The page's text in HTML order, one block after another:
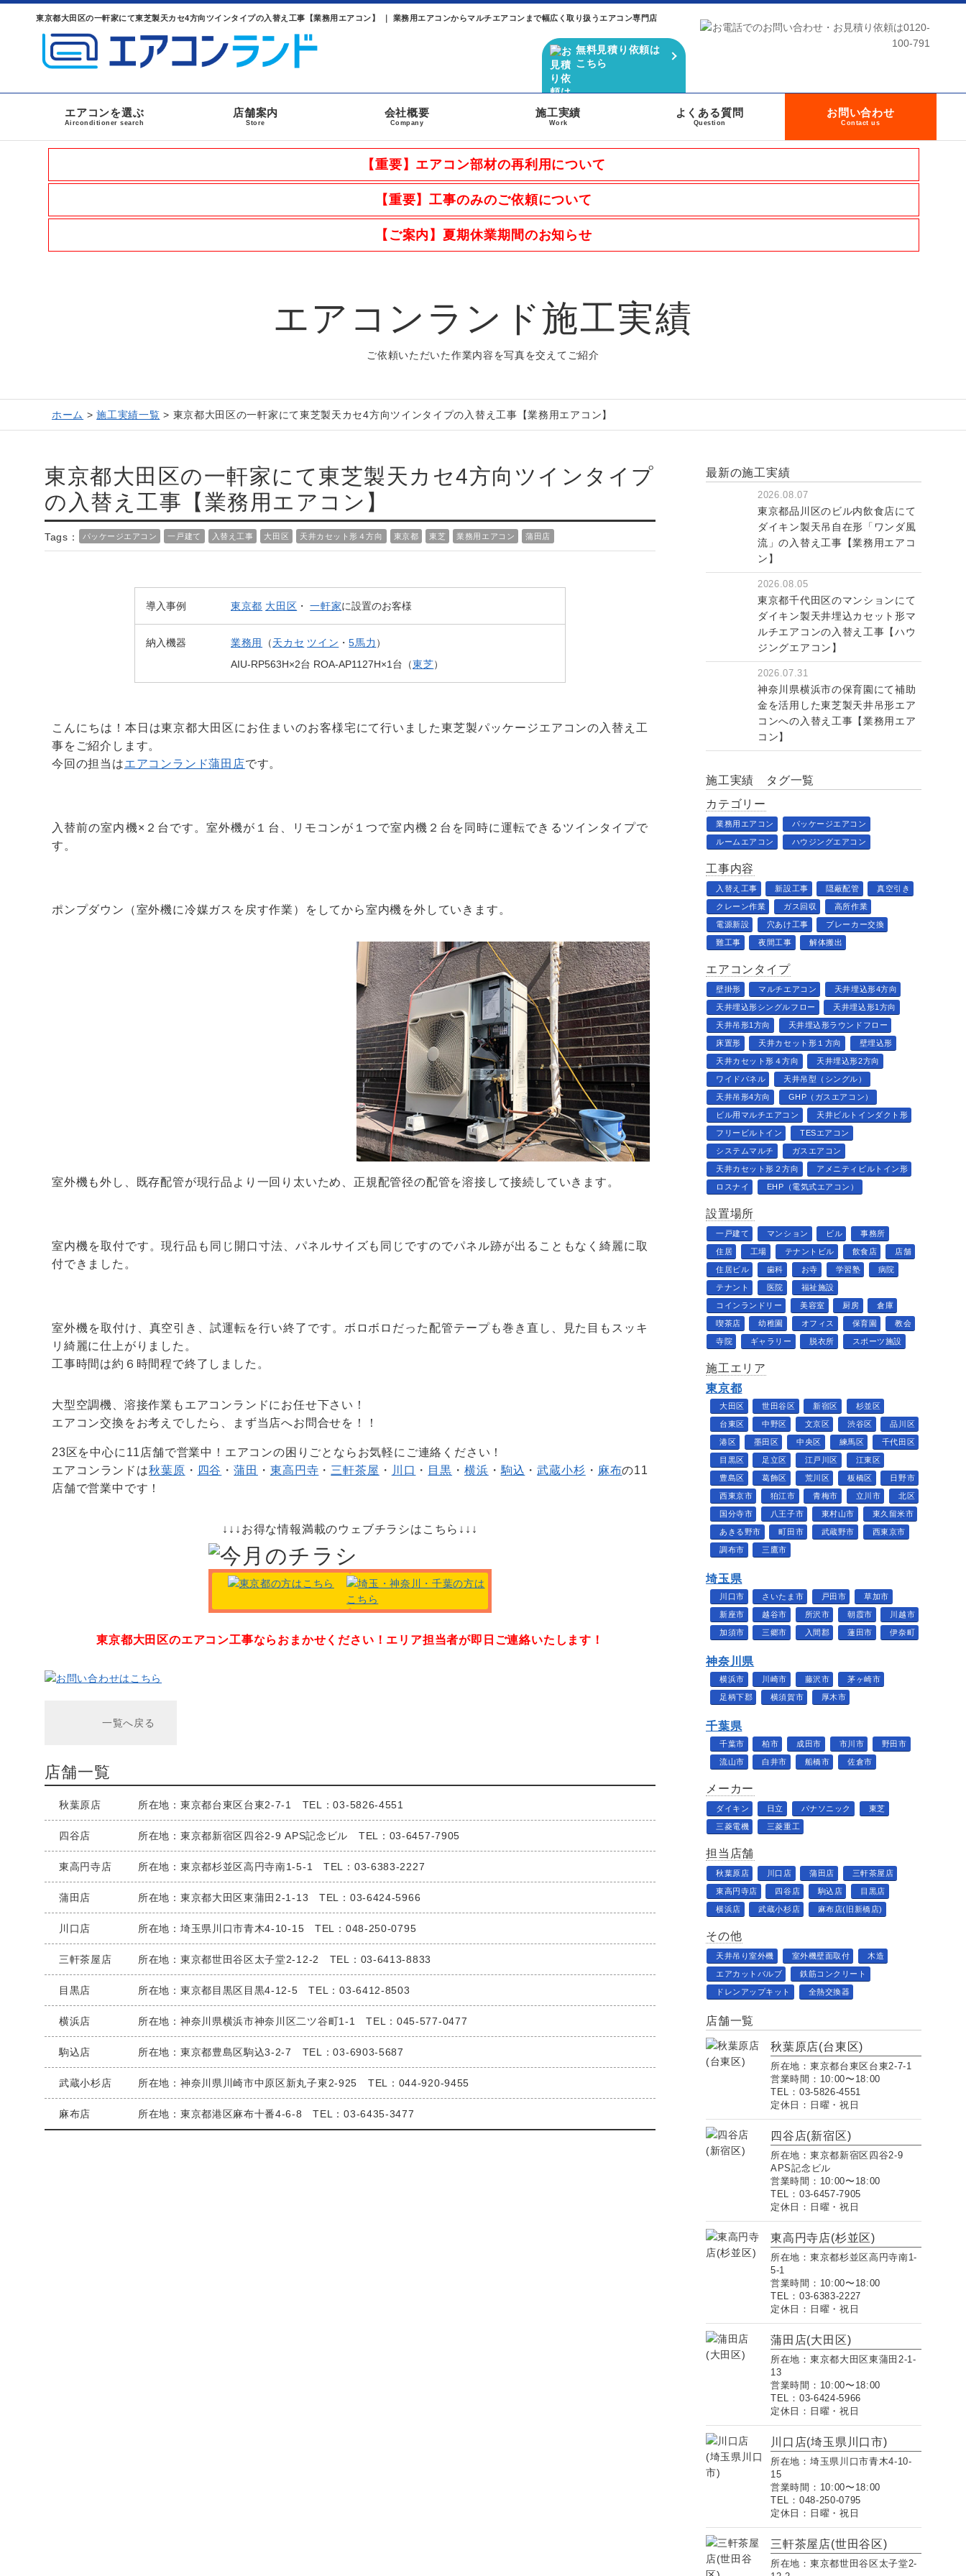
東京都大田区の一軒家にて東芝製天カセ4方向ツインタイプの入替え工事【業務用エアコン】 ｜ 業務用エアコンからマルチエアコンまで幅広く取り扱うエアコン専門店
無料見積り依頼は
こちら
エアコンを選ぶ
Airconditioner search
店舗案内
Store
会社概要
Company
施工実績
Work
よくある質問
Question
お問い合わせ
Contact us
【重要】エアコン部材の再利用について
【重要】工事のみのご依頼について
【ご案内】夏期休業期間のお知らせ
エアコンランド施工実績
ご依頼いただいた作業内容を写真を交えてご紹介
ホーム >施工実績一覧 > 東京都大田区の一軒家にて東芝製天カセ4方向ツインタイプの入替え工事【業務用エアコン】
東京都大田区の一軒家にて東芝製天カセ4方向ツインタイプ
の入替え工事【業務用エアコン】
Tags： パッケージエアコン 一戸建て 入替え工事 大田区 天井カセット形４方向 東京都 東芝 業務用エアコン 蒲田店
導入事例 東京都 大田区 ・一軒家に設置のお客様
納入機器 業務用 （天カセ ツイン ・5馬力 ）
AIU-RP563H×2台 ROA-AP1127H×1台（東芝）
こんにちは！本日は東京都大田区にお住まいのお客様宅にて行いました東芝製パッケージエアコンの入替え工
事をご紹介します。
今回の担当はエアコンランド蒲田店です。
入替前の室内機×２台です。室外機が１台、リモコンが１つで室内機２台を同時に運転できるツインタイプで
す。
ポンプダウン（室外機に冷媒ガスを戻す作業）をしてから室内機を外していきます。
室外機も外し、既存配管が現行品より一回り太いため、正規配管径の配管を溶接して接続していきます。
室内機を取付です。現行品も同じ開口寸法、パネルサイズも同じですのでパネル跡が出ることもなく綺麗に取
付できました。
室外機を取付け、真空引き、試運転を行い終了です。ボロボロだった配管テープも巻き直し、見た目もスッキ
リ綺麗に仕上がりました。
工事時間は約６時間程で終了しました。
大型空調機、溶接作業もエアコンランドにお任せ下さい！
エアコン交換をお考えでしたら、まず当店へお問合せを！！
23区を中心に11店舗で営業中！エアコンの困りごとならお気軽にご連絡ください！
エアコンランドは秋葉原 ・ 四谷 ・蒲田 ・ 東高円寺 ・三軒茶屋 ・ 川口 ・ 目黒 ・ 横浜 ・駒込 ・武蔵小杉 ・ 麻布の11
店舗で営業中です！
↓↓↓お得な情報満載のウェブチラシはこちら↓↓↓
東京都大田区のエアコン工事ならおまかせください！ エリア担当者が即日ご連絡いたします！
一覧へ戻る
店舗一覧
秋葉原店 所在地：東京都台東区台東2-7-1 TEL：03-5826-4551
四谷店 所在地：東京都新宿区四谷2-9 APS記念ビル TEL：03-6457-7905
東高円寺店 所在地：東京都杉並区高円寺南1-5-1 TEL：03-6383-2227
蒲田店 所在地：東京都大田区東蒲田2-1-13 TEL：03-6424-5966
川口店 所在地：埼玉県川口市青木4-10-15 TEL：048-250-0795
三軒茶屋店 所在地：東京都世田谷区太子堂2-12-2 TEL：03-6413-8833
目黒店 所在地：東京都目黒区目黒4-12-5 TEL：03-6412-8503
横浜店 所在地：神奈川県横浜市神奈川区二ツ谷町1-1 TEL：045-577-0477
駒込店 所在地：東京都豊島区駒込3-2-7 TEL：03-6903-5687
武蔵小杉店 所在地：神奈川県川崎市中原区新丸子東2-925 TEL：044-920-9455
麻布店 所在地：東京都港区麻布十番4-6-8 TEL：03-6435-3477
最新の施工実績
2026.08.07
東京都品川区のビル内飲食店にて
ダイキン製天吊自在形「ワンダ風
流」の入替え工事【業務用エアコ
ン】
2026.08.05
東京都千代田区のマンションにて
ダイキン製天井埋込カセット形マ
ルチエアコンの入替え工事【ハウ
ジングエアコン】
2026.07.31
神奈川県横浜市の保育園にて補助
金を活用した東芝製天井吊形エア
コンへの入替え工事【業務用エア
コン】
施工実績 タグ一覧
カテゴリー
業務用エアコン パッケージエアコン
ルームエアコン ハウジングエアコン
工事内容
入替え工事 新設工事 隠蔽配管 真空引き
クレーン作業 ガス回収 高所作業
電源新設 穴あけ工事 ブレーカー交換
難工事 夜間工事 解体搬出
エアコンタイプ
壁掛形 マルチエアコン 天井埋込形4方向
天井埋込形シングルフロー 天井埋込形1方向
天井吊形1方向 天井埋込形ラウンドフロー
床置形 天井カセット形１方向 壁埋込形
天井カセット形４方向 天井埋込形2方向
ワイドパネル 天井吊型（シングル）
天井吊形4方向 GHP（ガスエアコン）
ビル用マルチエアコン 天井ビルトインダクト形
フリービルトイン TESエアコン
システムマルチ ガスエアコン
天井カセット形２方向 アメニティビルトイン形
ロスナイ EHP（電気式エアコン）
設置場所
一戸建て マンション ビル 事務所
住居 工場 テナントビル 飲食店 店舗
住居ビル 歯科 お寺 学習塾 病院
テナント 医院 福祉施設
コインランドリー 美容室 厨房 倉庫
喫茶店 幼稚園 オフィス 保育園 教会
寺院 ギャラリー 脱衣所 スポーツ施設
施工エリア
東京都
大田区 世田谷区 新宿区 杉並区
台東区 中野区 文京区 渋谷区 品川区
港区 墨田区 中央区 練馬区 千代田区
目黒区 足立区 江戸川区 江東区
豊島区 葛飾区 荒川区 板橋区 日野市
西東京市 狛江市 青梅市 立川市 北区
国分寺市 八王子市 東村山市 東久留米市
あきる野市 町田市 武蔵野市 西東京市
調布市 三鷹市
埼玉県
川口市 さいたま市 戸田市 草加市
新座市 越谷市 所沢市 朝霞市 川越市
加須市 三郷市 入間郡 蓮田市 伊奈町
神奈川県
横浜市 川崎市 藤沢市 茅ヶ崎市
足柄下郡 横須賀市 厚木市
千葉県
千葉市 柏市 成田市 市川市 野田市
流山市 白井市 船橋市 佐倉市
メーカー
ダイキン 日立 パナソニック 東芝
三菱電機 三菱重工
担当店舗
秋葉原店 川口店 蒲田店 三軒茶屋店
東高円寺店 四谷店 駒込店 目黒店
横浜店 武蔵小杉店 麻布店(旧新橋店)
その他
天井吊り室外機 室外機壁面取付 木造
エアカットバルブ 鉄筋コンクリート
ドレンアップキット 全熱交換器
店舗一覧
秋葉原店(台東区)
所在地：東京都台東区台東2-7-1
営業時間：10:00〜18:00
TEL：03-5826-4551
定休日：日曜・祝日
四谷店(新宿区)
所在地：東京都新宿区四谷2-9
APS記念ビル
営業時間：10:00〜18:00
TEL：03-6457-7905
定休日：日曜・祝日
東高円寺店(杉並区)
所在地：東京都杉並区高円寺南1-
5-1
営業時間：10:00〜18:00
TEL：03-6383-2227
定休日：日曜・祝日
蒲田店(大田区)
所在地：東京都大田区東蒲田2-1-
13
営業時間：10:00〜18:00
TEL：03-6424-5966
定休日：日曜・祝日
川口店(埼玉県川口市)
所在地：埼玉県川口市青木4-10-
15
営業時間：10:00〜18:00
TEL：048-250-0795
定休日：日曜・祝日
三軒茶屋店(世田谷区)
所在地：東京都世田谷区太子堂2-